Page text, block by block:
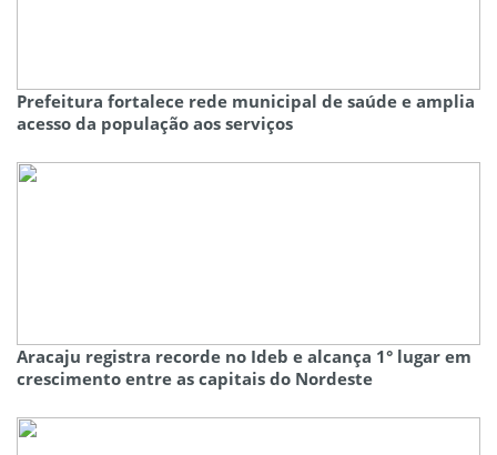
Prefeitura fortalece rede municipal de saúde e amplia
acesso da população aos serviços
Aracaju registra recorde no Ideb e alcança 1° lugar em
crescimento entre as capitais do Nordeste